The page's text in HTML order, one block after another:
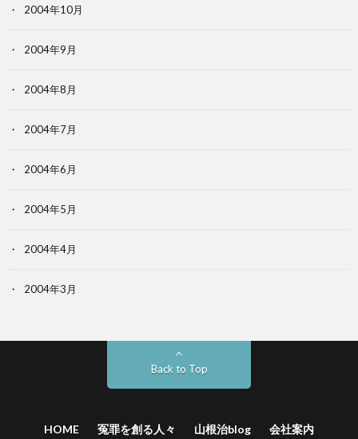
2004年10月
2004年9月
2004年8月
2004年7月
2004年6月
2004年5月
2004年4月
2004年3月
Back to Top
HOME 冤罪を創る人々 山根治blog 会社案内